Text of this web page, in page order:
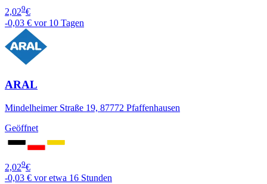
2,029€
-0,03 € vor 10 Tagen
ARAL
Mindelheimer Straße 19, 87772 Pfaffenhausen
Geöffnet
2,029€
-0,03 € vor etwa 16 Stunden